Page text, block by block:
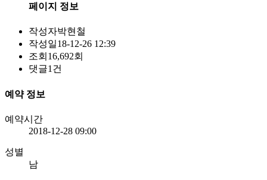
페이지 정보
작성자박현철
작성일18-12-26 12:39
조회 16,692회
댓글1건
예약 정보
예약시간
2018-12-28 09:00
성별
남